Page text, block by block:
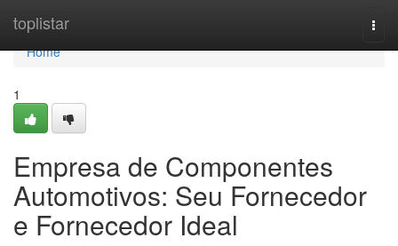
toplistar
Home
Home
1
Empresa de Componentes
Automotivos: Seu Fornecedor
e Fornecedor Ideal